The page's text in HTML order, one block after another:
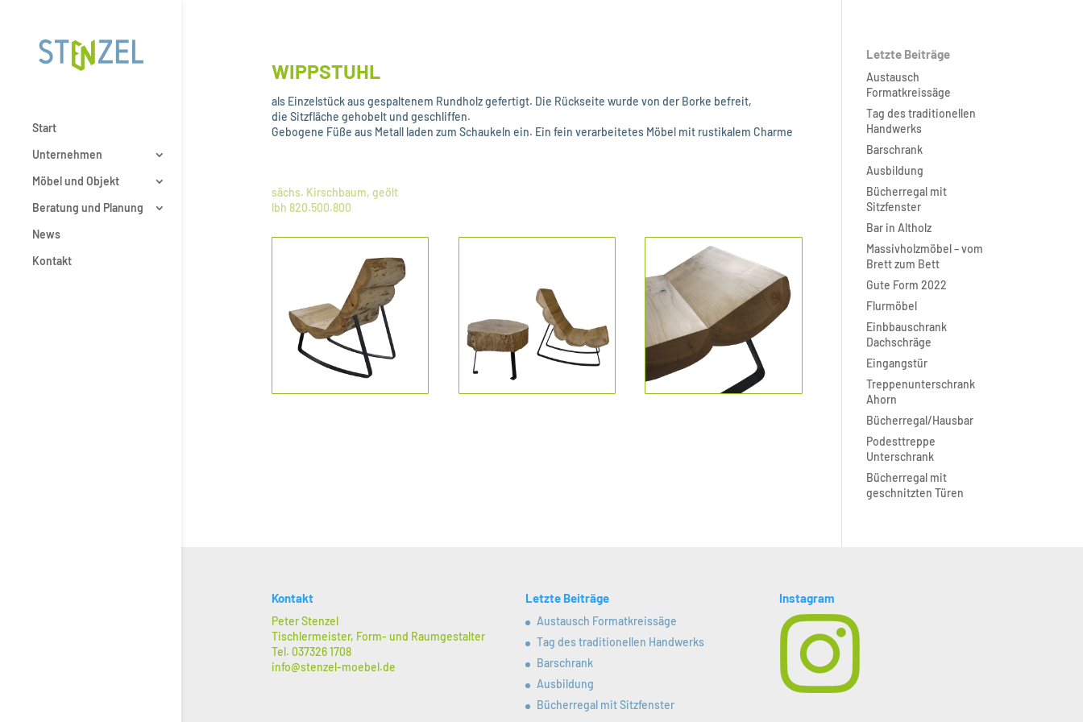
Start
Unternehmen
Möbel und Objekt
Beratung und Planung
News
Kontakt
WIPPSTUHL
als Einzelstück aus gespaltenem Rundholz gefertigt. Die Rückseite wurde von der Borke befreit,
die Sitzfläche gehobelt und geschliffen.
Gebogene Füße aus Metall laden zum Schaukeln ein. Ein fein verarbeitetes Möbel mit rustikalem Charme
sächs. Kirschbaum, geölt
lbh 820.500.800
Letzte Beiträge
Austausch
Formatkreissäge
Tag des traditionellen
Handwerks
Barschrank
Ausbildung
Bücherregal mit
Sitzfenster
Bar in Altholz
Massivholzmöbel – vom
Brett zum Bett
Gute Form 2022
Flurmöbel
Einbbauschrank
Dachschräge
Eingangstür
Treppenunterschrank
Ahorn
Bücherregal/Hausbar
Podesttreppe
Unterschrank
Bücherregal mit
geschnitzten Türen
Kontakt
Peter Stenzel
Tischlermeister, Form- und Raumgestalter
Tel. 037326 1708
info@stenzel-moebel.de
Letzte Beiträge
Austausch Formatkreissäge
Tag des traditionellen Handwerks
Barschrank
Ausbildung
Bücherregal mit Sitzfenster
Instagram